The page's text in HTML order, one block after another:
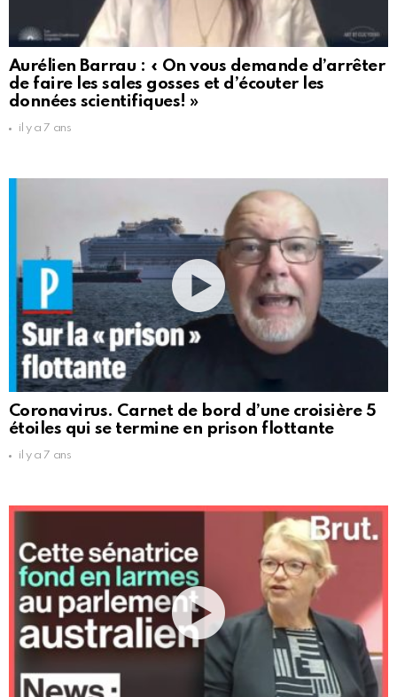
Aurélien Barrau : « On vous demande d’arrêter
de faire les sales gosses et d’écouter les
données scientifiques! »
il y a 7 ans
Coronavirus. Carnet de bord d’une croisière 5
étoiles qui se termine en prison flottante
il y a 7 ans